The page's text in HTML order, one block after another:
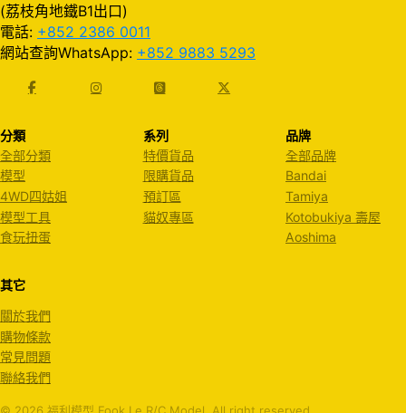
(荔枝角地鐵B1出口)
電話: +852 2386 0011
網站查詢WhatsApp: +852 9883 5293
分類
全部分類
模型
4WD四姑姐
模型工具
食玩扭蛋
系列
特價貨品
限購貨品
預訂區
貓奴專區
品牌
全部品牌
Bandai
Tamiya
Kotobukiya 壽屋
Aoshima
其它
關於我們
購物條款
常見問題
聯絡我們